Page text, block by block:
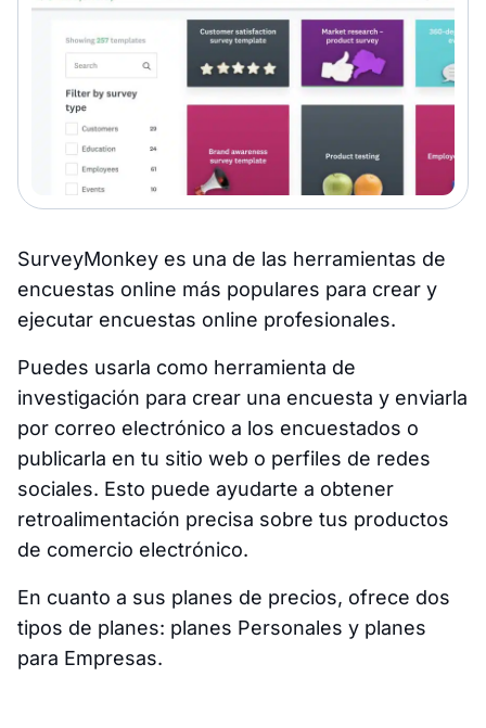
SurveyMonkey es una de las herramientas de
encuestas online más populares para crear y
ejecutar encuestas online profesionales.
Puedes usarla como herramienta de
investigación para crear una encuesta y enviarla
por correo electrónico a los encuestados o
publicarla en tu sitio web o perfiles de redes
sociales. Esto puede ayudarte a obtener
retroalimentación precisa sobre tus productos
de comercio electrónico.
En cuanto a sus planes de precios, ofrece dos
tipos de planes: planes Personales y planes
para Empresas.